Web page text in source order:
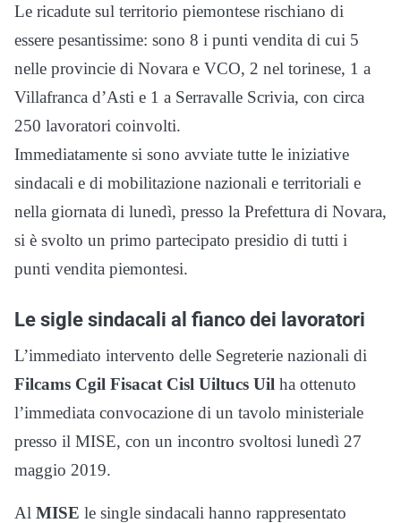
Le ricadute sul territorio piemontese rischiano di
essere pesantissime: sono 8 i punti vendita di cui 5
nelle provincie di Novara e VCO, 2 nel torinese, 1 a
Villafranca d’Asti e 1 a Serravalle Scrivia, con circa
250 lavoratori coinvolti.
Immediatamente si sono avviate tutte le iniziative
sindacali e di mobilitazione nazionali e territoriali e
nella giornata di lunedì, presso la Prefettura di Novara,
si è svolto un primo partecipato presidio di tutti i
punti vendita piemontesi.
Le sigle sindacali al fianco dei lavoratori
L’immediato intervento delle Segreterie nazionali di
Filcams Cgil Fisacat Cisl Uiltucs Uil ha ottenuto
l’immediata convocazione di un tavolo ministeriale
presso il MISE, con un incontro svoltosi lunedì 27
maggio 2019.
Al MISE le single sindacali hanno rappresentato